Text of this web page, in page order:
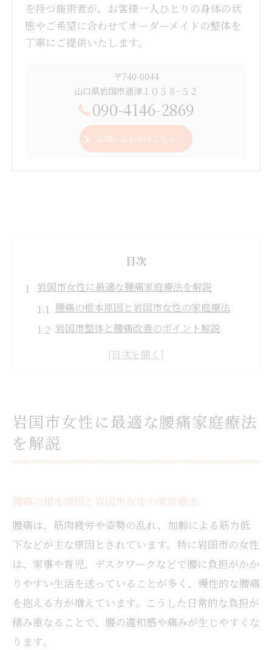
を持つ施術者が、お客様一人ひとりの身体の状
態やご希望に合わせてオーダーメイドの整体を
丁寧にご提供いたします。
〒740-0044
山口県岩国市通津１０５８−５２
090-4146-2869
お問い合わせはこちら
目次
岩国市女性に最適な腰痛家庭療法を解説
腰痛の根本原因と岩国市女性の家庭療法
岩国市整体と腰痛改善のポイント解説
自宅でできる腰痛ケアと整体の活用法
腰痛予防に効果的な日常習慣とは何か
岩国市女性向け腰痛防止の生活アドバイス
整体院と連携した腰痛予防のセルフケア紹
骨盤矯正で腰痛を防ぐための新しい習慣づ
くり
自宅ケアで実感する腰痛緩和の工夫
自宅で簡単にできる腰痛ケアの方法と工夫
腰痛が気になる女性へ毎日できる家庭療法
提案
岩国市女性に最適な腰痛家庭療法
を解説
腰痛の根本原因と岩国市女性の家庭療法
腰痛は、筋肉疲労や姿勢の乱れ、加齢による筋力低
下などが主な原因とされています。特に岩国市の女性
は、家事や育児、デスクワークなどで腰に負担がかか
りやすい生活を送っていることが多く、慢性的な腰痛
を抱える方が増えています。こうした日常的な負担が
積み重なることで、腰の違和感や痛みが生じやすくな
ります。